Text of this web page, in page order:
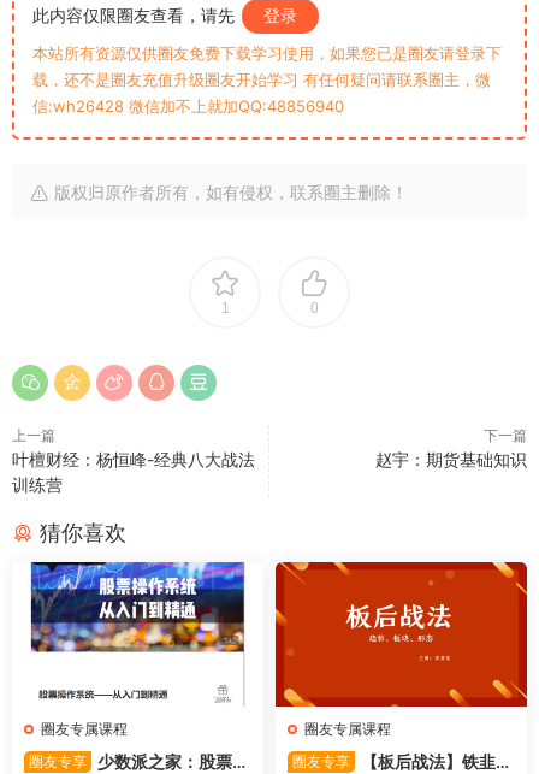
此内容仅限圈友查看，请先 登录
本站所有资源仅供圈友免费下载学习使用，如果您已是圈友请登录下
载，还不是圈友充值升级圈友开始学习 有任何疑问请联系圈主，微
信:wh26428 微信加不上就加QQ:48856940
版权归原作者所有，如有侵权，联系圈主删除！
1 0
上一篇
叶檀财经：杨恒峰-经典八大战法
训练营
下一篇
赵宇：期货基础知识
猜你喜欢
圈友专属课程
圈友专享
少数派之家：股票操
圈友专属课程
圈友专享
【板后战法】铁韭菜